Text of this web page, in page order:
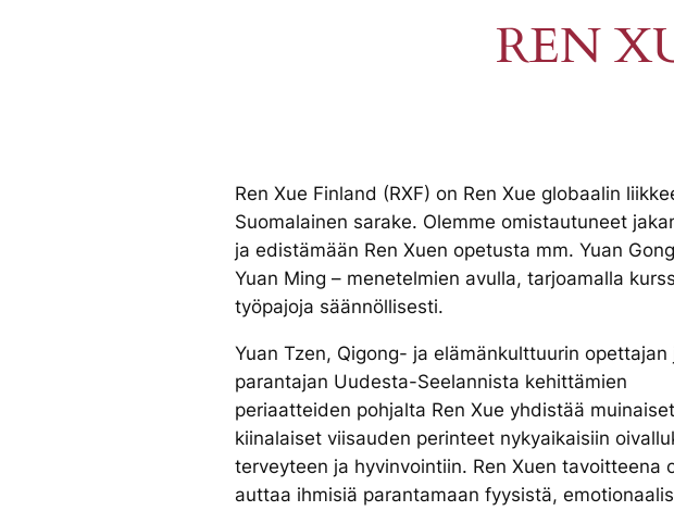
REN
Ren Xue Finland (RXF) on Ren Xue globaalin
Suomalainen sarake. Olemme omistautuneet
ja edistämään Ren Xuen opetusta mm. Yuan
Yuan Ming – menetelmien avulla, tarjoamalla
työpajoja säännöllisesti.
Yuan Tzen, Qigong- ja elämänkulttuurin opettajan
parantajan Uudesta-Seelannista kehittämien
periaatteiden pohjalta Ren Xue yhdistää muinaiset
kiinalaiset viisauden perinteet nykyaikaisiin
terveyteen ja hyvinvointiin. Ren Xuen tavoitteena
auttaa ihmisiä parantamaan fyysistä,